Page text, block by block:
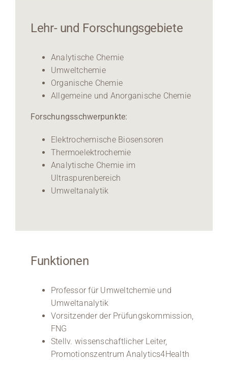
Lehr- und Forschungsgebiete
Analytische Chemie
Umweltchemie
Organische Chemie
Allgemeine und Anorganische Chemie
Forschungsschwerpunkte:
Elektrochemische Biosensoren
Thermoelektrochemie
Analytische Chemie im
Ultraspurenbereich
Umweltanalytik
Funktionen
Professor für Umweltchemie und
Umweltanalytik
Vorsitzender der Prüfungskommission,
FNG
Stellv. wissenschaftlicher Leiter,
Promotionszentrum Analytics4Health